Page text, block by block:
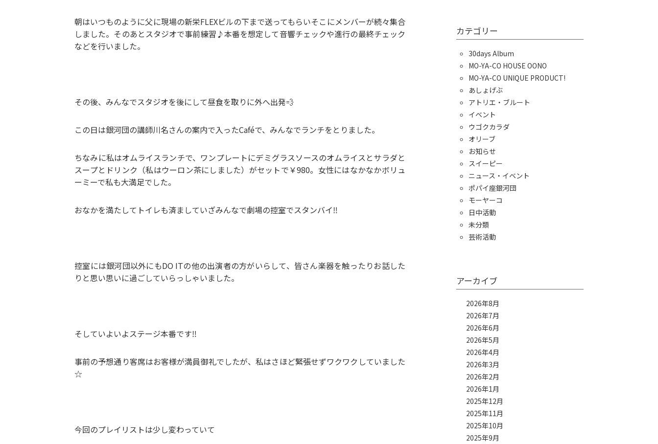
朝はいつものように父に現場の新栄FLEXビルの下まで送ってもらいそこにメンバーが続々集合
しました。そのあとスタジオで事前練習♪本番を想定して音響チェックや進行の最終チェック
などを行いました。
その後、みんなでスタジオを後にして昼食を取りに外へ出発💨
この日は銀河団の講師川名さんの案内で入ったCaféで、みんなでランチをとりました。
ちなみに私はオムライスランチで、ワンプレートにデミグラスソースのオムライスとサラダと
スープとドリンク（私はウーロン茶にしました）がセットで￥980。女性にはなかなかボリュ
ーミーで私も大満足でした。
おなかを満たしてトイレも済ましていざみんなで劇場の控室でスタンバイ‼
控室には銀河団以外にもDO ITの他の出演者の方がいらして、皆さん楽器を触ったりお話した
りと思い思いに過ごしていらっしゃいました。
そしていよいよステージ本番です‼
事前の予想通り客席はお客様が満員御礼でしたが、私はさほど緊張せずワクワクしていました
☆
今回のプレイリストは少し変わっていて
カテゴリー
30days Album
MO-YA-CO HOUSE OONO
MO-YA-CO UNIQUE PRODUCT!
あしょげぶ
アトリエ・ブルート
イベント
ウゴクカラダ
オリーブ
お知らせ
スイーピー
ニュース・イベント
ポパイ座銀河団
モーヤーコ
日中活動
未分類
芸術活動
アーカイブ
2026年8月
2026年7月
2026年6月
2026年5月
2026年4月
2026年3月
2026年2月
2026年1月
2025年12月
2025年11月
2025年10月
2025年9月